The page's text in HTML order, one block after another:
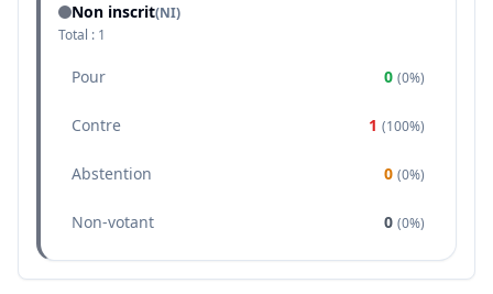
Non inscrit(NI)
Total : 1
Pour 0 (0%)
Contre 1 (100%)
Abstention 0 (0%)
Non-votant 0 (0%)